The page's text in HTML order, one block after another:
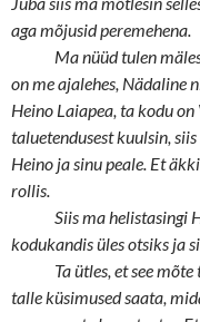
aga mõjusid peremehena.
Ma nüüd tulen
on me ajalehes, Nädaline
Heino Laiapea, ta kodu
taluetendusest kuulsin,
Heino ja sinu peale. Et
rollis.
Siis ma helistasingi
kodukandis üles otsiks ja
Ta ütles, et see
talle küsimused saata,